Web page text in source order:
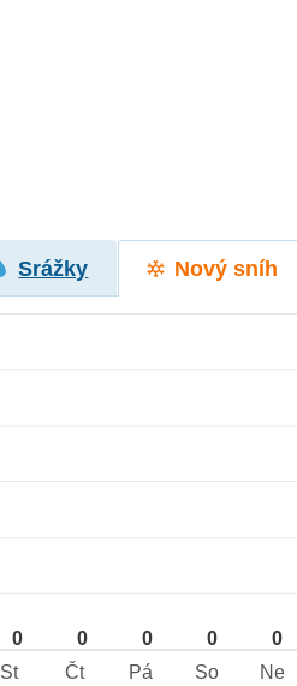
Srážky Nový sníh
0 0 0 0 0
St Čt Pá So Ne